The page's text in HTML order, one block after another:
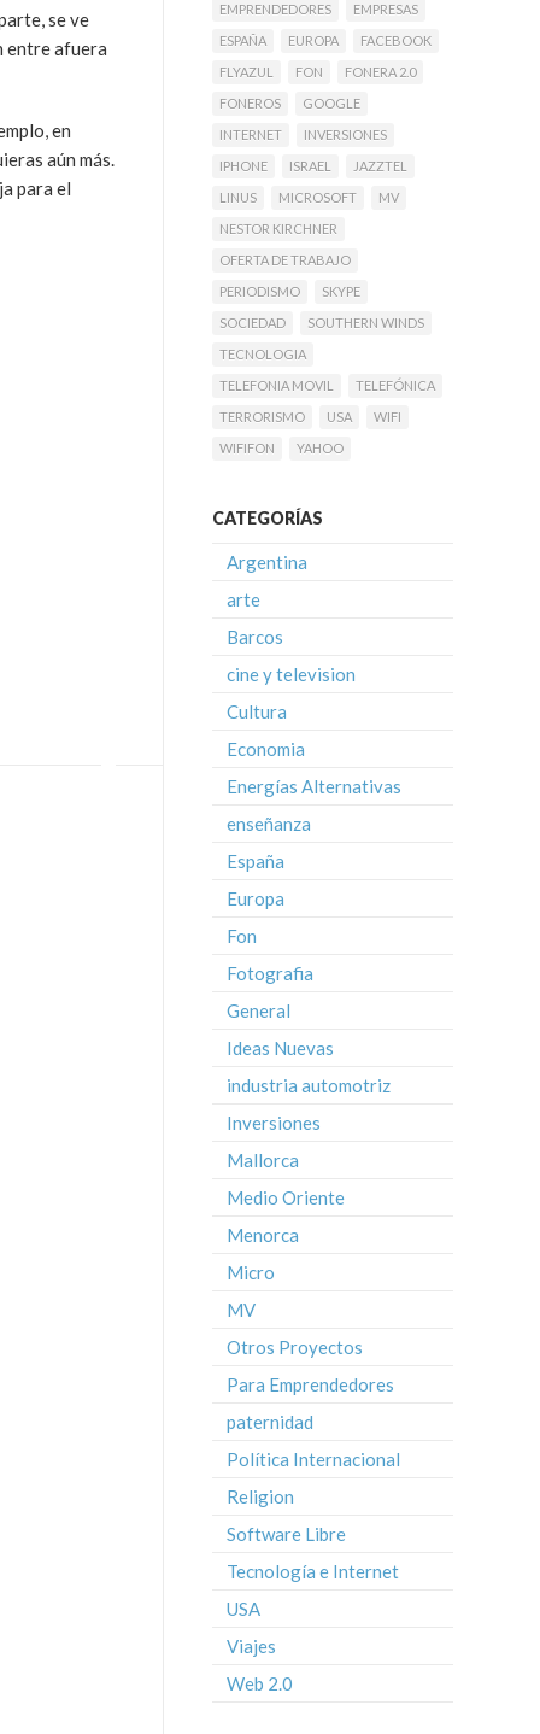
se ve
entre afuera
en
aún más.
para el
EMPRENDEDORES
EMPRESAS
ESPAÑA
EUROPA
FACEBOOK
FLYAZUL
FON
FONERA 2.0
FONEROS
GOOGLE
INTERNET
INVERSIONES
IPHONE
ISRAEL
JAZZTEL
LINUS
MICROSOFT
MV
NESTOR KIRCHNER
OFERTA DE TRABAJO
PERIODISMO
SKYPE
SOCIEDAD
SOUTHERN WINDS
TECNOLOGIA
TELEFONIA MOVIL
TELEFÓNICA
TERRORISMO
USA
WIFI
WIFIFON
YAHOO
CATEGORÍAS
Argentina
arte
Barcos
cine y television
Cultura
Economia
Energías Alternativas
enseñanza
España
Europa
Fon
Fotografia
General
Ideas Nuevas
industria automotriz
Inversiones
Mallorca
Medio Oriente
Menorca
Micro
MV
Otros Proyectos
Para Emprendedores
paternidad
Política Internacional
Religion
Software Libre
Tecnología e Internet
USA
Viajes
Web 2.0